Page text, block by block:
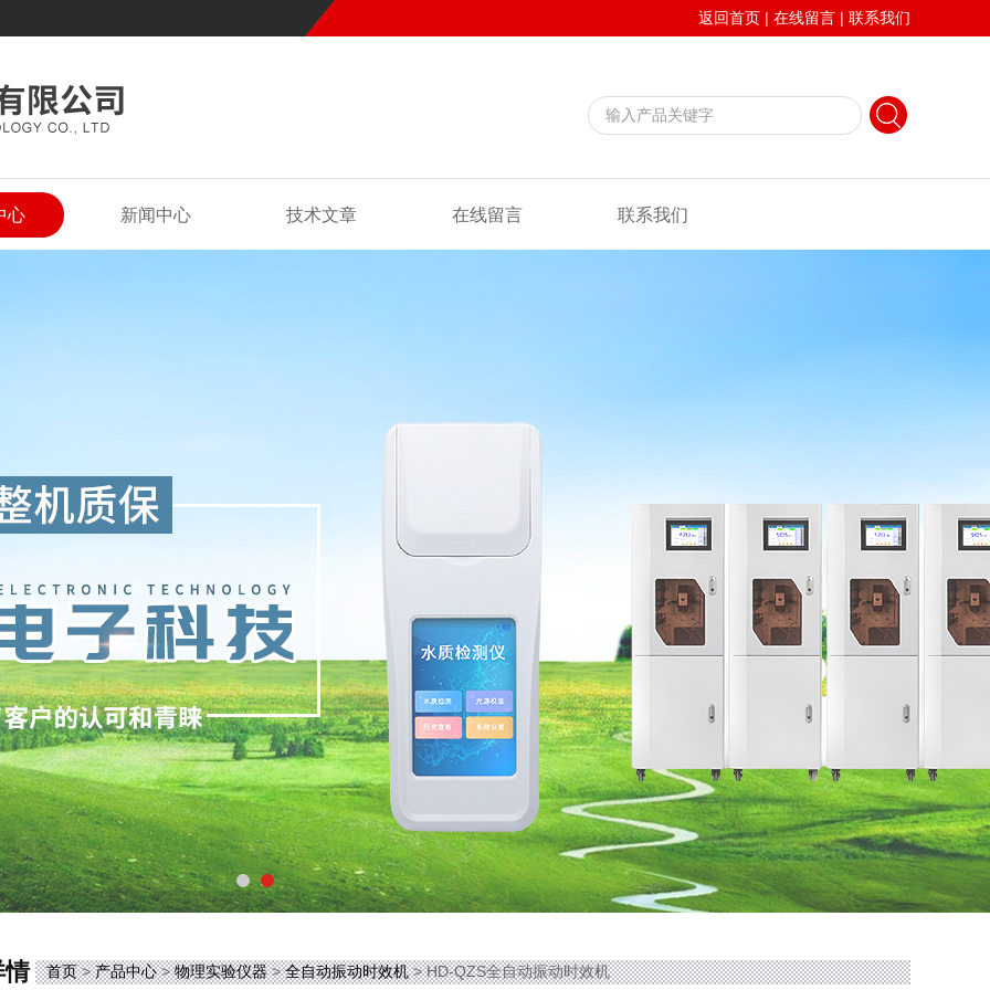
返回首页 | 在线留言 | 联系我们
心 新闻中心 技术文章 在线留言 联系我们
情 首页>产品中心>物理实验仪器>全自动振动时效机> HD-QZS全自动振动时效机